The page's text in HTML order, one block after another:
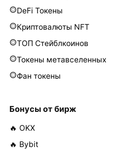
DeFi Токены
Криптовалюты NFT
ТОП Стейблкоинов
Токены метавселенных
Фан токены
Бонусы от бирж
🔥 OKX
🔥 Bybit